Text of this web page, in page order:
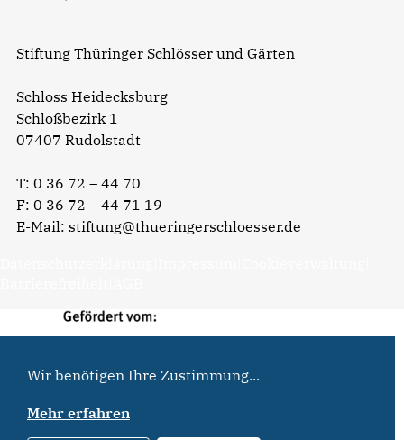
Stiftung Thüringer Schlösser und Gärten
Schloss Heidecksburg
Schloßbezirk 1
07407 Rudolstadt
T: 0 36 72 – 44 70
F: 0 36 72 – 44 71 19
E-Mail: stiftung@thueringerschloesser.de
Wir benötigen Ihre Zustimmung...
Mehr erfahren